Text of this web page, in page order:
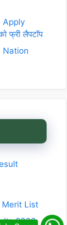
Apply
फ्री लैपटॉप
Nation
List
2026